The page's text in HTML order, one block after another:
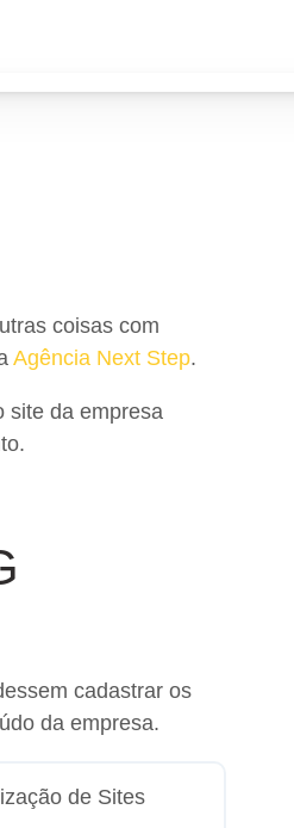
coisas com
Agência Next Step.
site da empresa
cadastrar os
da empresa.